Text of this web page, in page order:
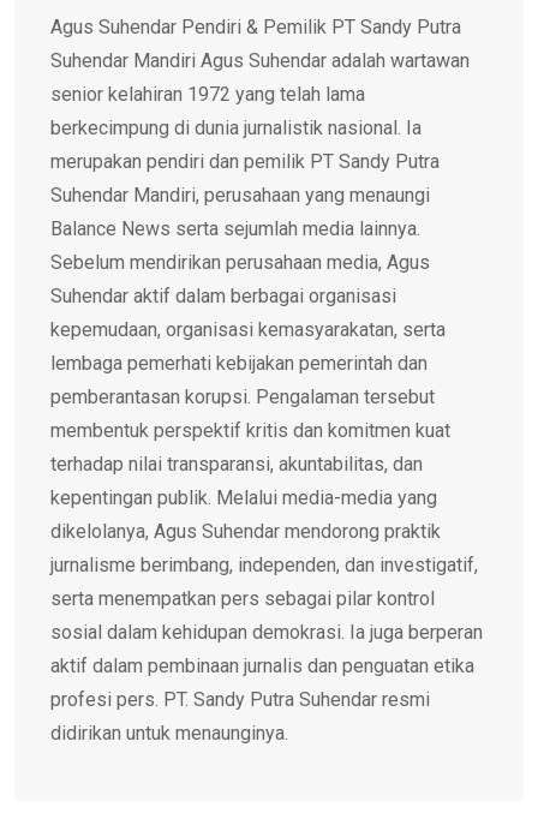
Agus Suhendar Pendiri & Pemilik PT Sandy Putra
Suhendar Mandiri Agus Suhendar adalah wartawan
senior kelahiran 1972 yang telah lama
berkecimpung di dunia jurnalistik nasional. Ia
merupakan pendiri dan pemilik PT Sandy Putra
Suhendar Mandiri, perusahaan yang menaungi
Balance News serta sejumlah media lainnya.
Sebelum mendirikan perusahaan media, Agus
Suhendar aktif dalam berbagai organisasi
kepemudaan, organisasi kemasyarakatan, serta
lembaga pemerhati kebijakan pemerintah dan
pemberantasan korupsi. Pengalaman tersebut
membentuk perspektif kritis dan komitmen kuat
terhadap nilai transparansi, akuntabilitas, dan
kepentingan publik. Melalui media-media yang
dikelolanya, Agus Suhendar mendorong praktik
jurnalisme berimbang, independen, dan investigatif,
serta menempatkan pers sebagai pilar kontrol
sosial dalam kehidupan demokrasi. Ia juga berperan
aktif dalam pembinaan jurnalis dan penguatan etika
profesi pers. PT. Sandy Putra Suhendar resmi
didirikan untuk menaunginya.